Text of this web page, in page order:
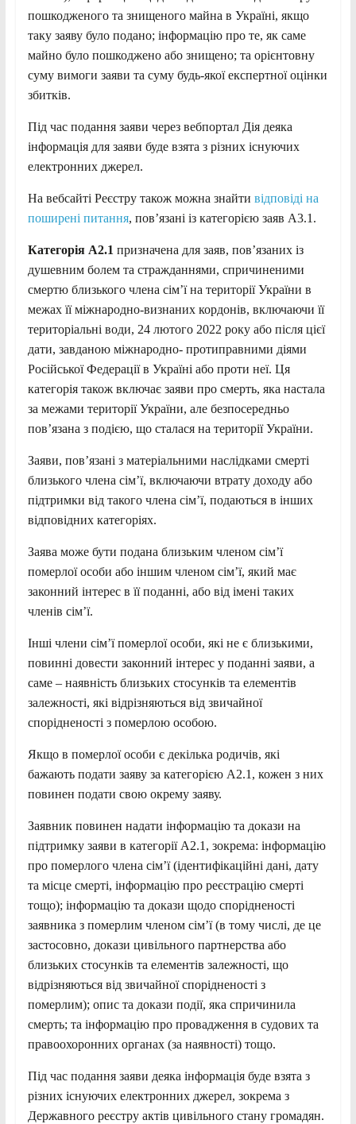
пошкодженого та знищеного майна в Україні, якщо
таку заяву було подано; інформацію про те, як саме
майно було пошкоджено або знищено; та орієнтовну
суму вимоги заяви та суму будь-якої експертної оцінки
збитків.
Під час подання заяви через вебпортал Дія деяка
інформація для заяви буде взята з різних існуючих
електронних джерел.
На вебсайті Реєстру також можна знайти відповіді на
поширені питання, пов’язані із категорією заяв А3.1.
Категорія А2.1 призначена для заяв, пов’язаних із
душевним болем та стражданнями, спричиненими
смертю близького члена сім’ї на території України в
межах її міжнародно-визнаних кордонів, включаючи її
територіальні води, 24 лютого 2022 року або після цієї
дати, завданою міжнародно- протиправними діями
Російської Федерації в Україні або проти неї. Ця
категорія також включає заяви про смерть, яка настала
за межами території України, але безпосередньо
пов’язана з подією, що сталася на території України.
Заяви, пов’язані з матеріальними наслідками смерті
близького члена сім’ї, включаючи втрату доходу або
підтримки від такого члена сім’ї, подаються в інших
відповідних категоріях.
Заява може бути подана близьким членом сім’ї
померлої особи або іншим членом сім’ї, який має
законний інтерес в її поданні, або від імені таких
членів сім’ї.
Інші члени сім’ї померлої особи, які не є близькими,
повинні довести законний інтерес у поданні заяви, а
саме – наявність близьких стосунків та елементів
залежності, які відрізняються від звичайної
спорідненості з померлою особою.
Якщо в померлої особи є декілька родичів, які
бажають подати заяву за категорією А2.1, кожен з них
повинен подати свою окрему заяву.
Заявник повинен надати інформацію та докази на
підтримку заяви в категорії А2.1, зокрема: інформацію
про померлого члена сім’ї (ідентифікаційні дані, дату
та місце смерті, інформацію про реєстрацію смерті
тощо); інформацію та докази щодо спорідненості
заявника з померлим членом сім’ї (в тому числі, де це
застосовно, докази цивільного партнерства або
близьких стосунків та елементів залежності, що
відрізняються від звичайної спорідненості з
померлим); опис та докази події, яка спричинила
смерть; та інформацію про провадження в судових та
правоохоронних органах (за наявності) тощо.
Під час подання заяви деяка інформація буде взята з
різних існуючих електронних джерел, зокрема з
Державного реєстру актів цивільного стану громадян.